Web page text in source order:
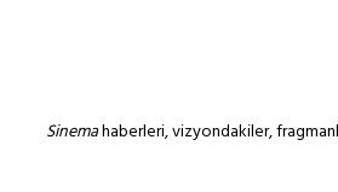
Sinemahaberleri, vizyondakiler,